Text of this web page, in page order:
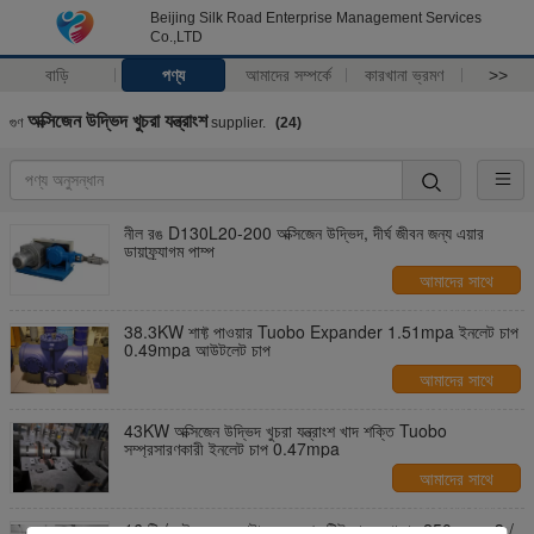
Beijing Silk Road Enterprise Management Services
Co.,LTD
বাড়ি পণ্য আমাদের সম্পর্কে কারখানা ভ্রমণ >>
গুণ অক্সিজেন উদ্ভিদ খুচরা যন্ত্রাংশsupplier. (24)
নীল রঙ D130L20-200 অক্সিজেন উদ্ভিদ, দীর্ঘ জীবন জন্য এয়ার
ডায়াফ্র্যাগম পাম্প
আমাদের সাথে
38.3KW শাফ্ট পাওয়ার Tuobo Expander 1.51mpa ইনলেট চাপ
0.49mpa আউটলেট চাপ
আমাদের সাথে
43KW অক্সিজেন উদ্ভিদ খুচরা যন্ত্রাংশ খাদ শক্তি Tuobo
সম্প্রসারণকারী ইনলেট চাপ 0.47mpa
আমাদের সাথে
16 টি / এইচ কুলং ওয়াটার কনজুমশন টিউবো এক্সপান্ডার 250 এনএম 3 /